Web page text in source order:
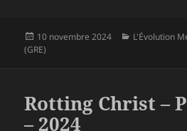
Publié
le
10 novembre 2024 Catégories
L'Évolution
(GRE)
Rotting Christ –
– 2024